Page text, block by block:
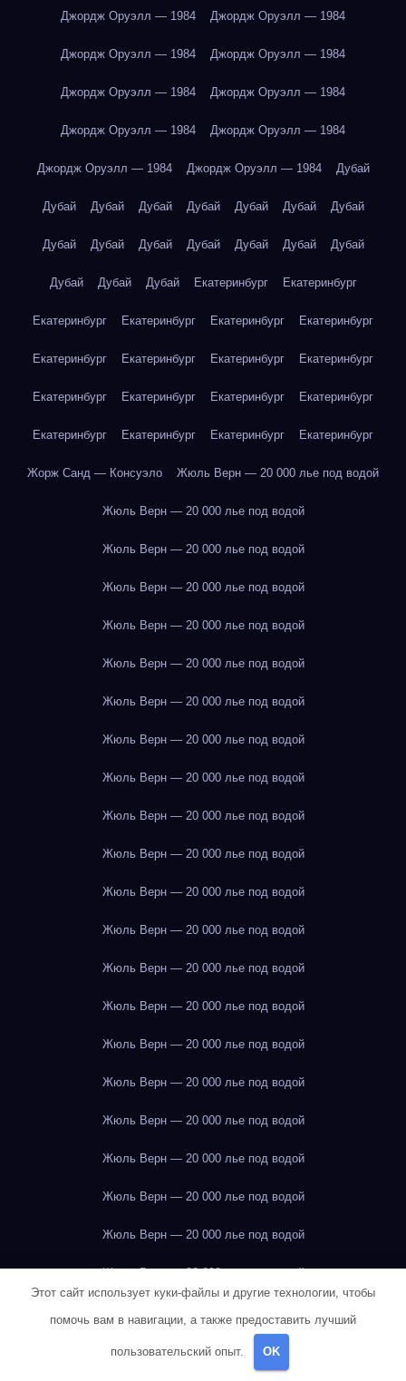
Джордж Оруэлл — 1984 Джордж Оруэлл — 1984
Джордж Оруэлл — 1984 Джордж Оруэлл — 1984
Джордж Оруэлл — 1984 Джордж Оруэлл — 1984
Джордж Оруэлл — 1984 Джордж Оруэлл — 1984
Джордж Оруэлл — 1984 Джордж Оруэлл — 1984 Дубай
Дубай Дубай Дубай Дубай Дубай Дубай Дубай
Дубай Дубай Дубай Дубай Дубай Дубай Дубай
Дубай Дубай Дубай Екатеринбург Екатеринбург
Екатеринбург Екатеринбург Екатеринбург Екатеринбург
Екатеринбург Екатеринбург Екатеринбург Екатеринбург
Екатеринбург Екатеринбург Екатеринбург Екатеринбург
Екатеринбург Екатеринбург Екатеринбург Екатеринбург
Жорж Санд — Консуэло Жюль Верн — 20 000 лье под водой
Жюль Верн — 20 000 лье под водой
Жюль Верн — 20 000 лье под водой
Жюль Верн — 20 000 лье под водой
Жюль Верн — 20 000 лье под водой
Жюль Верн — 20 000 лье под водой
Жюль Верн — 20 000 лье под водой
Жюль Верн — 20 000 лье под водой
Жюль Верн — 20 000 лье под водой
Жюль Верн — 20 000 лье под водой
Жюль Верн — 20 000 лье под водой
Жюль Верн — 20 000 лье под водой
Жюль Верн — 20 000 лье под водой
Жюль Верн — 20 000 лье под водой
Жюль Верн — 20 000 лье под водой
Жюль Верн — 20 000 лье под водой
Жюль Верн — 20 000 лье под водой
Жюль Верн — 20 000 лье под водой
Жюль Верн — 20 000 лье под водой
Жюль Верн — 20 000 лье под водой
Жюль Верн — 20 000 лье под водой
Жюль Верн — 20 000 лье под водой
Жюль Верн — 20 000 лье под водой
Этот сайт использует куки-файлы и другие технологии, чтобы
помочь вам в навигации, а также предоставить лучший
пользовательский опыт. OK